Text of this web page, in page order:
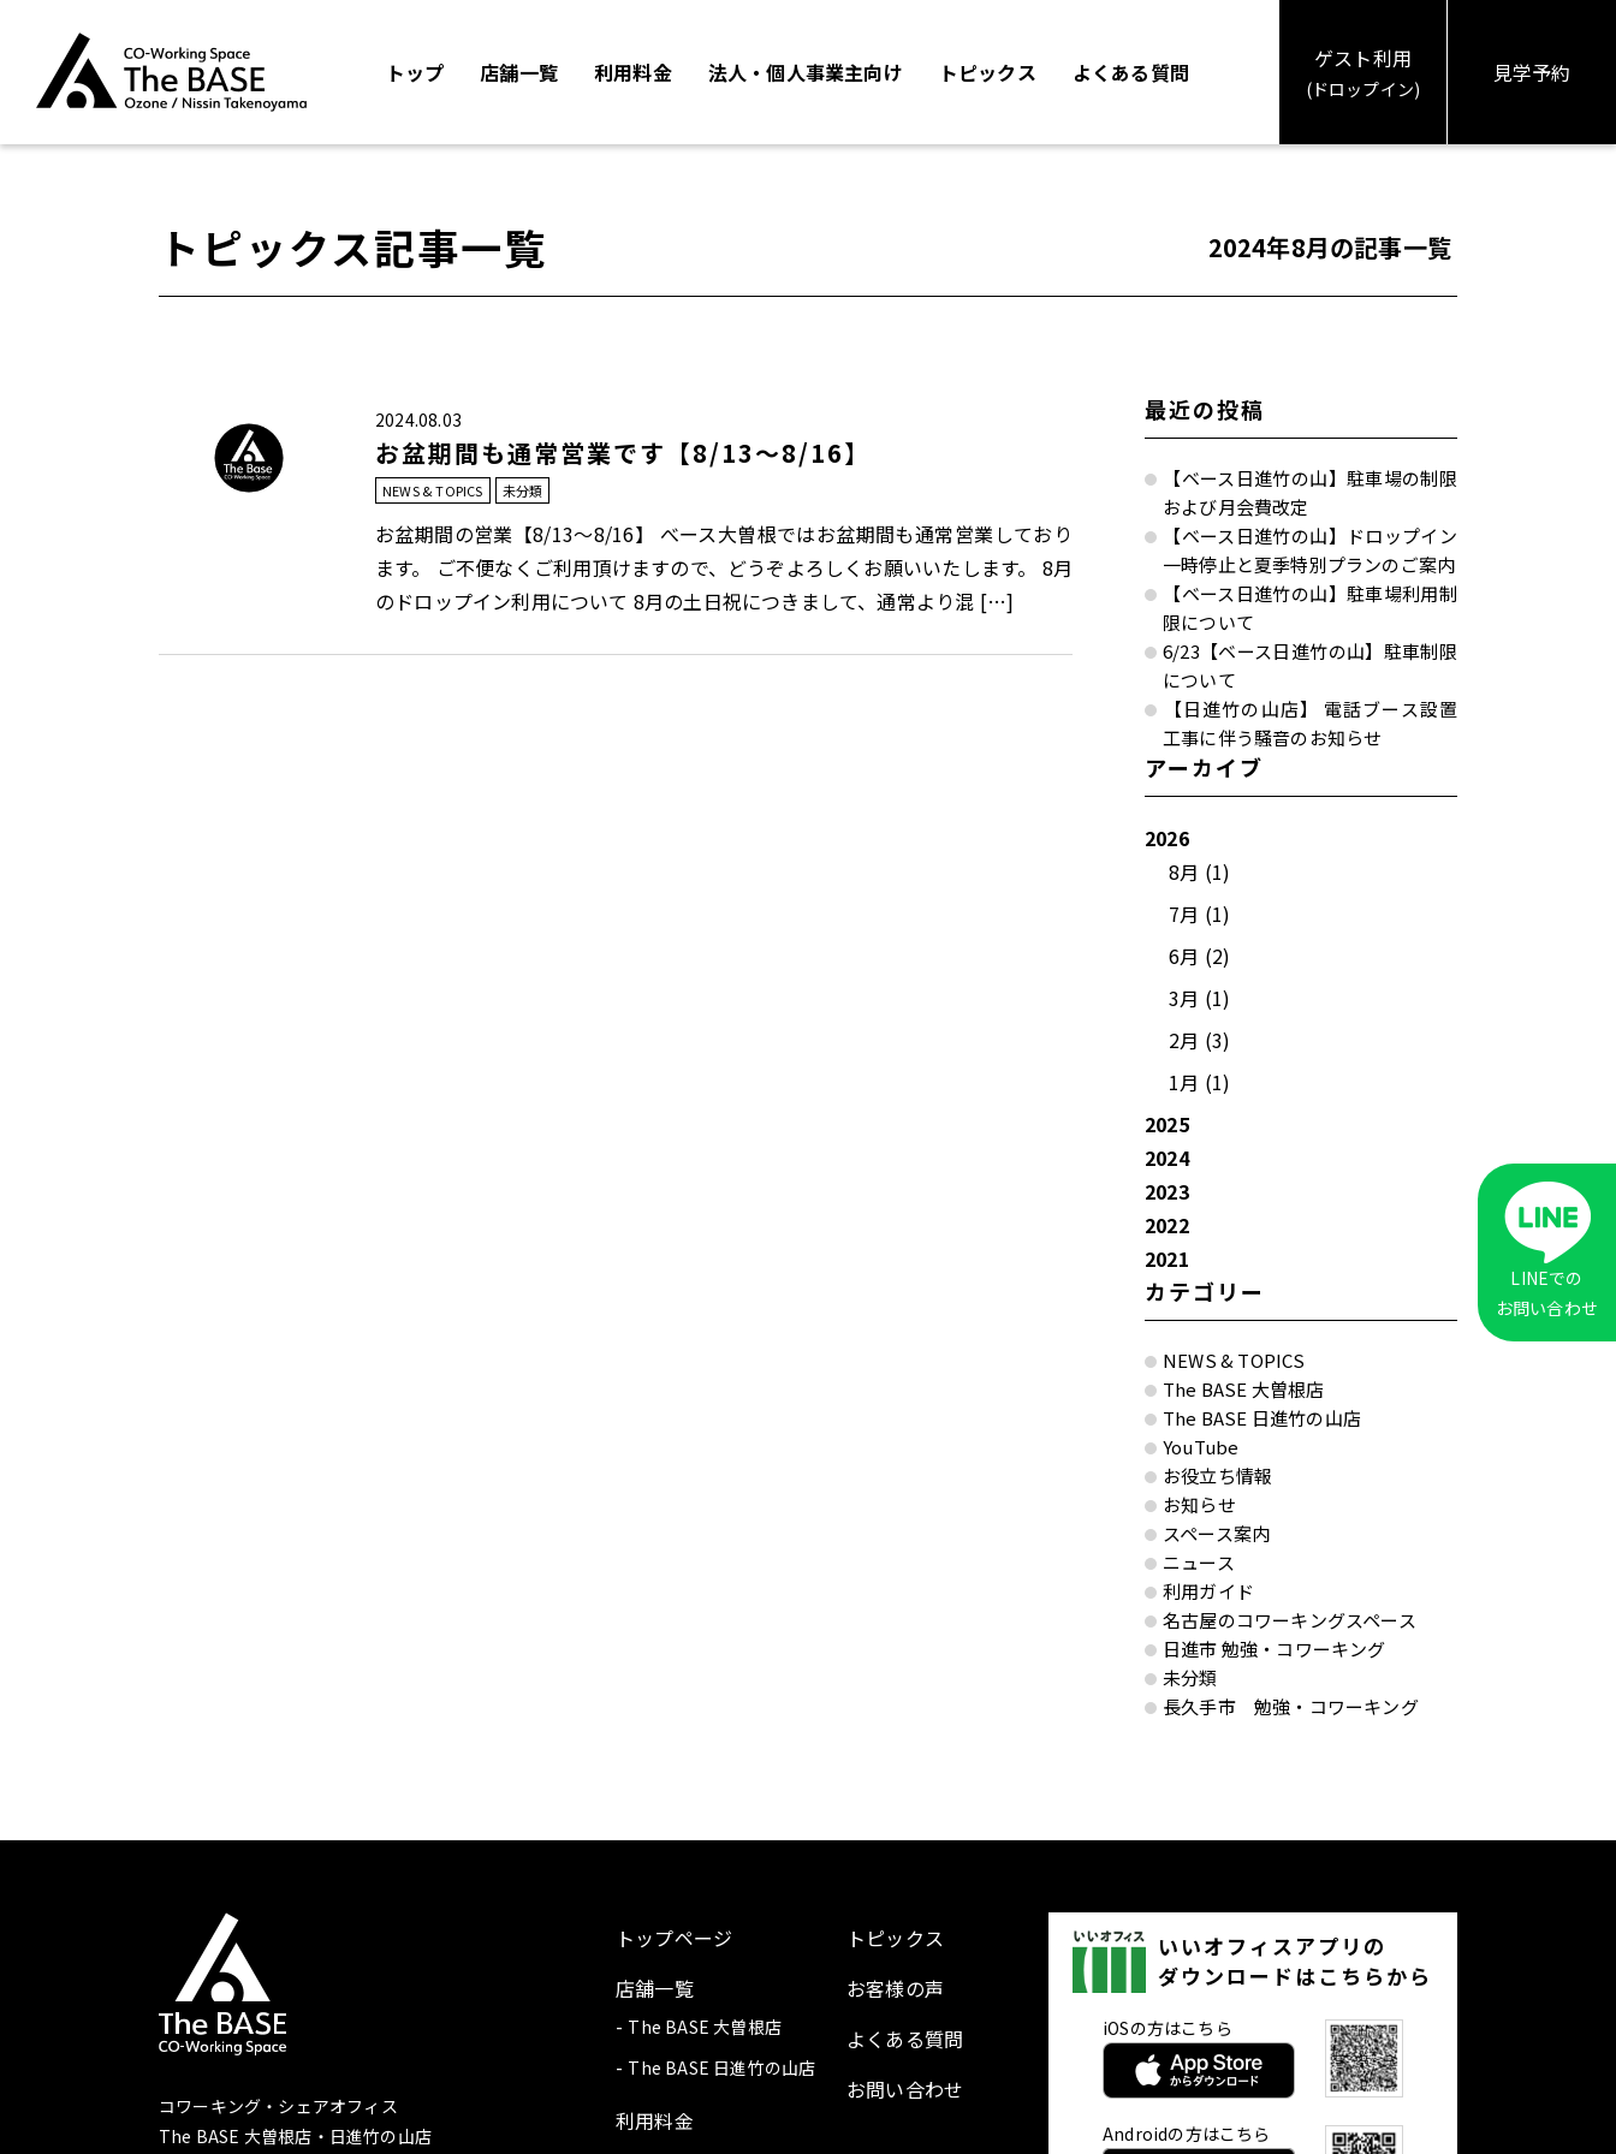
トップ 店舗一覧 利用料金 法人・個人事業主向け トピックス よくある質問
ゲスト利用
(ドロップイン)
見学予約
トピックス記事一覧 2024年8月の記事一覧
2024.08.03
お盆期間も通常営業です【8/13～8/16】
NEWS & TOPICS 未分類
お盆期間の営業【8/13～8/16】 べース大曽根ではお盆期間も通常営業しており
ます。 ご不便なくご利用頂けますので、どうぞよろしくお願いいたします。 8月
のドロップイン利用について 8月の土日祝につきまして、通常より混 […]
最近の投稿
【ベース日進竹の山】駐車場の制限
および月会費改定
【ベース日進竹の山】ドロップイン
一時停止と夏季特別プランのご案内
【ベース日進竹の山】駐車場利用制
限について
6/23【ベース日進竹の山】駐車制限
について
【日進竹の山店】 電話ブース設置
工事に伴う騒音のお知らせ
アーカイブ
2026
8月 (1)
7月 (1)
6月 (2)
3月 (1)
2月 (3)
1月 (1)
2025
2024
2023
2022
2021
カテゴリー
NEWS & TOPICS
The BASE 大曽根店
The BASE 日進竹の山店
YouTube
お役立ち情報
お知らせ
スペース案内
ニュース
利用ガイド
名古屋のコワーキングスペース
日進市 勉強・コワーキング
未分類
長久手市 勉強・コワーキング
コワーキング・シェアオフィス
The BASE 大曽根店・日進竹の山店
トップページ
店舗一覧
The BASE 大曽根店
The BASE 日進竹の山店
利用料金
トピックス
お客様の声
よくある質問
お問い合わせ
いいオフィスアプリの
ダウンロードはこちらから
iOSの方はこちら
Androidの方はこちら
LINEでの
お問い合わせ